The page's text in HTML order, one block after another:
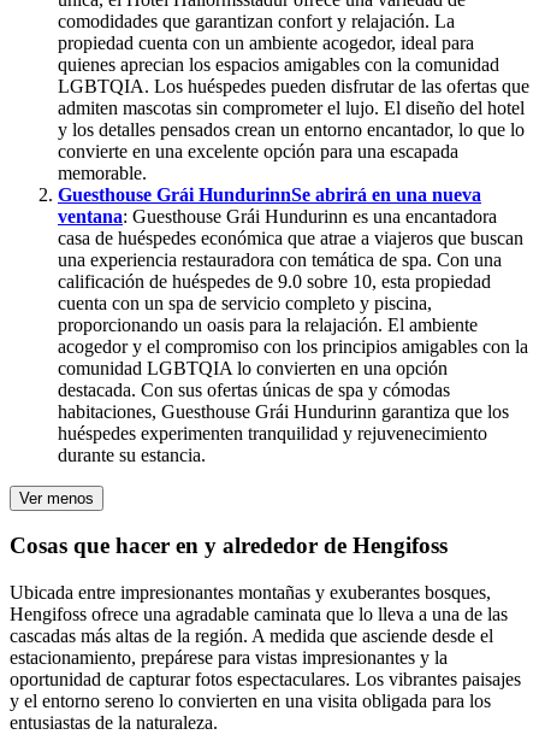
comodidades que garantizan confort y relajación. La
propiedad cuenta con un ambiente acogedor, ideal para
quienes aprecian los espacios amigables con la comunidad
LGBTQIA. Los huéspedes pueden disfrutar de las ofertas que
admiten mascotas sin comprometer el lujo. El diseño del hotel
y los detalles pensados crean un entorno encantador, lo que lo
convierte en una excelente opción para una escapada
memorable.
Guesthouse Grái HundurinnSe abrirá en una nueva
ventana: Guesthouse Grái Hundurinn es una encantadora
casa de huéspedes económica que atrae a viajeros que buscan
una experiencia restauradora con temática de spa. Con una
calificación de huéspedes de 9.0 sobre 10, esta propiedad
cuenta con un spa de servicio completo y piscina,
proporcionando un oasis para la relajación. El ambiente
acogedor y el compromiso con los principios amigables con la
comunidad LGBTQIA lo convierten en una opción
destacada. Con sus ofertas únicas de spa y cómodas
habitaciones, Guesthouse Grái Hundurinn garantiza que los
huéspedes experimenten tranquilidad y rejuvenecimiento
durante su estancia.
Ver menos
Cosas que hacer en y alrededor de Hengifoss
Ubicada entre impresionantes montañas y exuberantes bosques,
Hengifoss ofrece una agradable caminata que lo lleva a una de las
cascadas más altas de la región. A medida que asciende desde el
estacionamiento, prepárese para vistas impresionantes y la
oportunidad de capturar fotos espectaculares. Los vibrantes paisajes
y el entorno sereno lo convierten en una visita obligada para los
entusiastas de la naturaleza.